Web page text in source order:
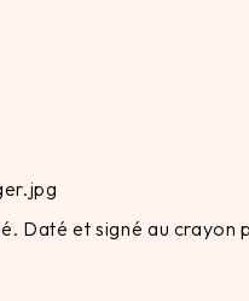
Daté et signé au crayon